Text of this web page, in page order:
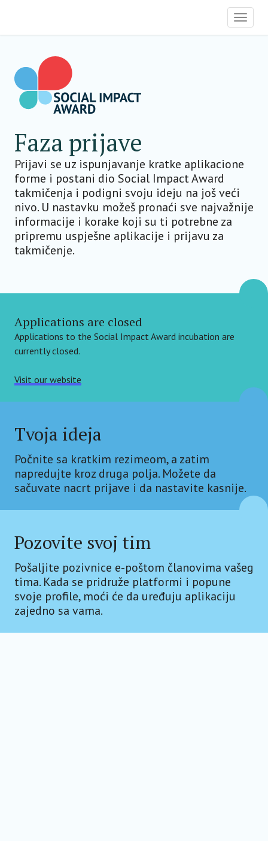
main
content
Faza prijave
Prijavi se uz ispunjavanje kratke aplikacione
forme i postani dio Social Impact Award
takmičenja i podigni svoju ideju na još veći
nivo. U nastavku možeš pronaći sve najvažnije
informacije i korake koji su ti potrebne za
pripremu uspješne aplikacije i prijavu za
takmičenje.
Applications are closed
Applications to the Social Impact Award incubation are
currently closed.
Visit our website
Tvoja ideja
Počnite sa kratkim rezimeom, a zatim
napredujte kroz druga polja. Možete da
sačuvate nacrt prijave i da nastavite kasnije.
Pozovite svoj tim
Pošaljite pozivnice e-poštom članovima vašeg
tima. Kada se pridruže platformi i popune
svoje profile, moći će da uređuju aplikaciju
zajedno sa vama.